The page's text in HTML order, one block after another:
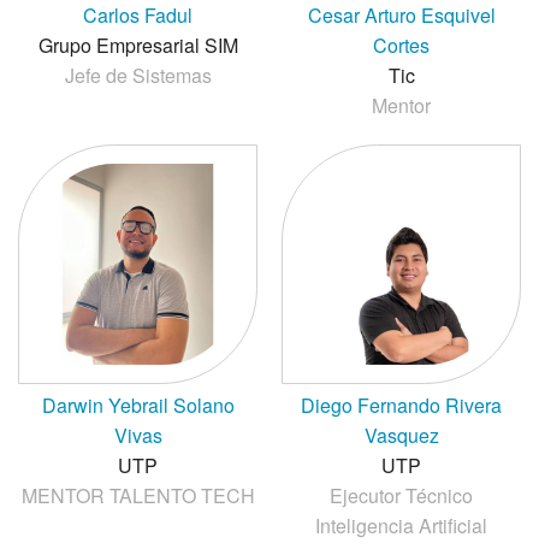
Carlos Fadul
Grupo Empresarial SIM
Jefe de Sistemas
Cesar Arturo Esquivel
Cortes
Tic
Mentor
Darwin Yebrail Solano
Vivas
UTP
MENTOR TALENTO TECH
Diego Fernando Rivera
Vasquez
UTP
Ejecutor Técnico
Inteligencia Artificial